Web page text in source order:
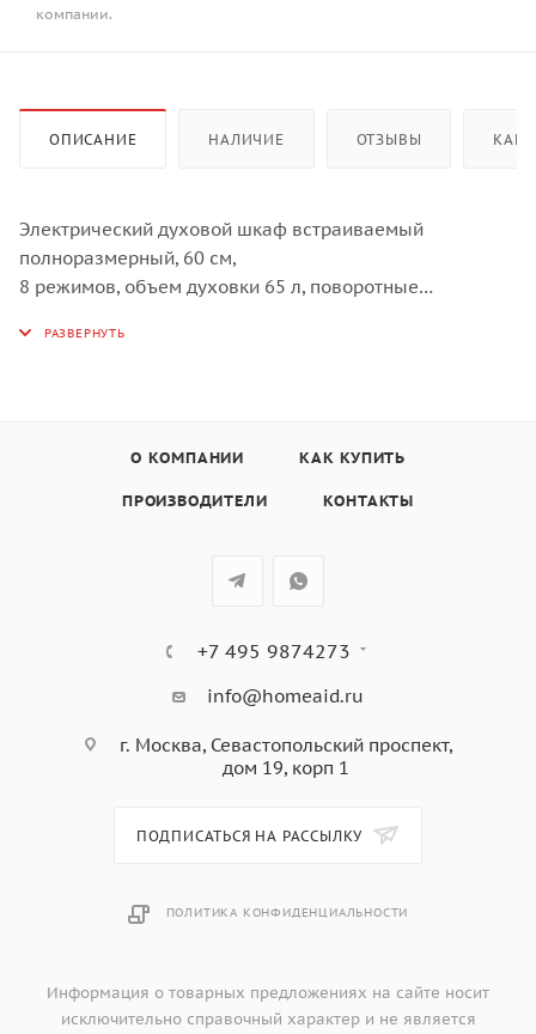
компании.
ОПИСАНИЕ НАЛИЧИЕ ОТЗЫВЫ КАК
Электрический духовой шкаф встраиваемый
полноразмерный, 60 см,
8 режимов, объем духовки 65 л, поворотные
панель управления - бежевое стекло,
защитное отключение, охлаждающий вентилятор,
О КОМПАНИИ КАК КУПИТЬ
ПРОИЗВОДИТЕЛИ КОНТАКТЫ
+7 495 9874273
info@homeaid.ru
г. Москва, Севастопольский проспект,
дом 19, корп 1
ПОДПИСАТЬСЯ НА РАССЫЛКУ
ПОЛИТИКА КОНФИДЕНЦИАЛЬНОСТИ
Информация о товарных предложениях на сайте носит
исключительно справочный характер и не является